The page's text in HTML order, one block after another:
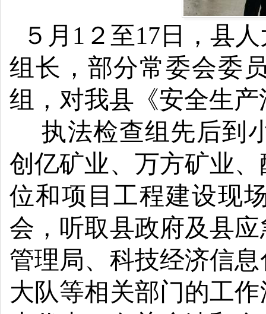
５月1２至17 日，县
组长，部分常委会委
组，对我县《安全生
执法检查组先后到
创亿矿业、万方矿业
位和项目工程建设现
会，听取县政府及县
管理局、科技经济信
大队等相关部门的工